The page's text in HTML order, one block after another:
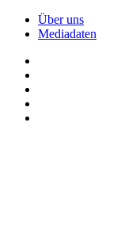
Über uns
Mediadaten